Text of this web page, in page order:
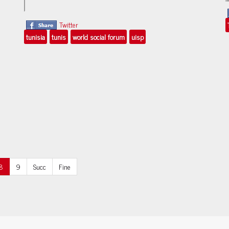
Twitter
tunisia tunis world social forum uisp
9 Succ Fine